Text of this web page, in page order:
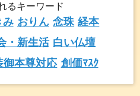
るキーワード
み おりん 念珠 経本
・新生活 白い仏壇
御本尊対応 創価ﾏｽｸ